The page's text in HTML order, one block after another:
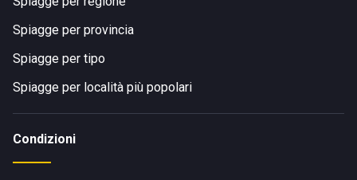
Spiagge per provincia
Spiagge per tipo
Spiagge per località più popolari
Condizioni